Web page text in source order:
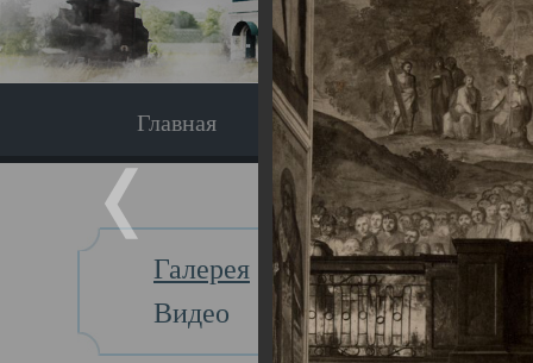
Главная Экскурсия
Галерея
Видео
Главная